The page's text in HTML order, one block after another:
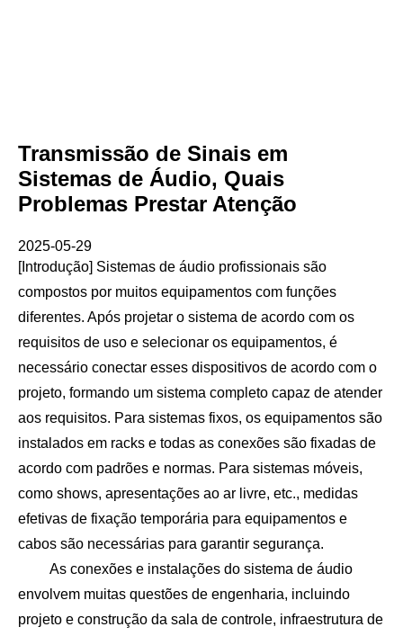
Transmissão de Sinais em
Sistemas de Áudio, Quais
Problemas Prestar Atenção
2025-05-29
[Introdução] Sistemas de áudio profissionais são
compostos por muitos equipamentos com funções
diferentes. Após projetar o sistema de acordo com os
requisitos de uso e selecionar os equipamentos, é
necessário conectar esses dispositivos de acordo com o
projeto, formando um sistema completo capaz de atender
aos requisitos. Para sistemas fixos, os equipamentos são
instalados em racks e todas as conexões são fixadas de
acordo com padrões e normas. Para sistemas móveis,
como shows, apresentações ao ar livre, etc., medidas
efetivas de fixação temporária para equipamentos e
cabos são necessárias para garantir segurança.
As conexões e instalações do sistema de áudio
envolvem muitas questões de engenharia, incluindo
projeto e construção da sala de controle, infraestrutura de